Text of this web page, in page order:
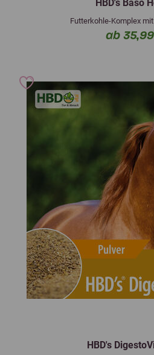
HBD's Baso
Futterkohle-Komplex
ab
HBD's